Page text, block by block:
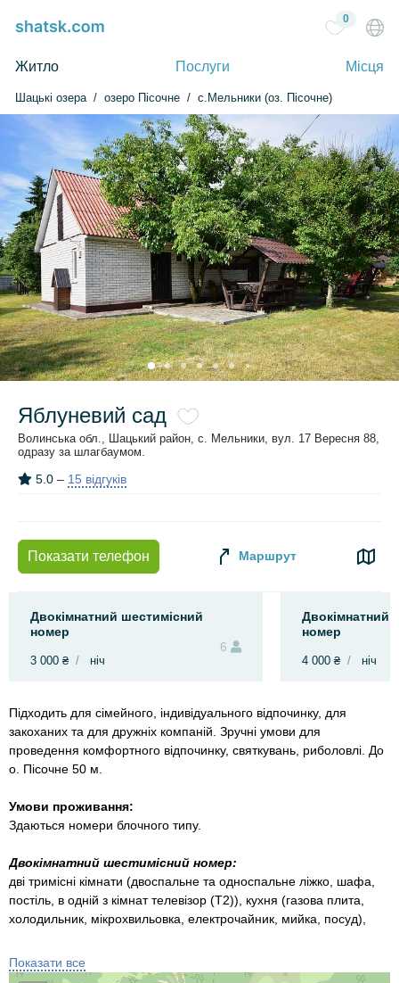
Житло Послуги Місця
0
Шацькі озера озеро Пісочне с.Мельники (оз. Пісочне)
Яблуневий сад
Волинська обл., Шацький район, с. Мельники, вул. 17 Вересня 88,
одразу за шлагбаумом.
5.0 – 15 відгуків
Показати телефон Маршрут
Двокімнатний шестимісний
номер
6
3 000 ₴ ніч
Двокімнатний
номер
4 000 ₴ ніч
Підходить для сімейного, індивідуального відпочинку, для
закоханих та для дружніх компаній. Зручні умови для
проведення комфортного відпочинку, святкувань, риболовлі. До
о. Пісочне 50 м.
Умови проживання:
Здаються номери блочного типу.
Двокімнатний шестимісний номер:
дві тримісні кімнати (двоспальне та односпальне ліжко, шафа,
постіль, в одній з кімнат телевізор (Т2)), кухня (газова плита,
холодильник, мікрохвильовка, електрочайник, мийка, посуд),
Перед номерами окрема альтанка та мангал.
Показати все